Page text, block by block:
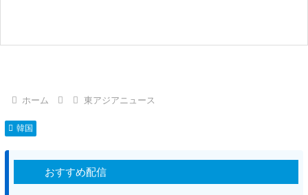
ホーム 東アジアニュース
韓国
おすすめ配信